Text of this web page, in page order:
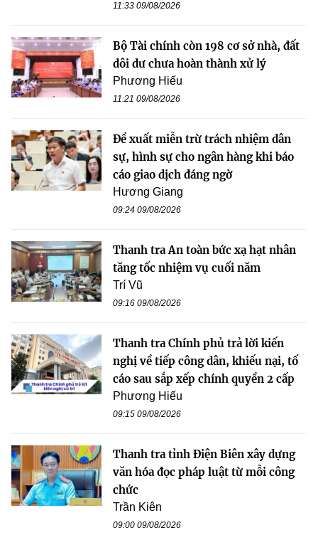
11:33 09/08/2026
Bộ Tài chính còn 198 cơ sở nhà, đất
dôi dư chưa hoàn thành xử lý
Phương Hiếu
11:21 09/08/2026
Đề xuất miễn trừ trách nhiệm dân
sự, hình sự cho ngân hàng khi báo
cáo giao dịch đáng ngờ
Hương Giang
09:24 09/08/2026
Thanh tra An toàn bức xạ hạt nhân
tăng tốc nhiệm vụ cuối năm
Trí Vũ
09:16 09/08/2026
Thanh tra Chính phủ trả lời kiến
nghị về tiếp công dân, khiếu nại, tố
cáo sau sắp xếp chính quyền 2 cấp
Phương Hiếu
09:15 09/08/2026
Thanh tra tỉnh Điện Biên xây dựng
văn hóa đọc pháp luật từ mỗi công
chức
Trần Kiên
09:00 09/08/2026